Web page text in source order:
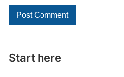
Start here